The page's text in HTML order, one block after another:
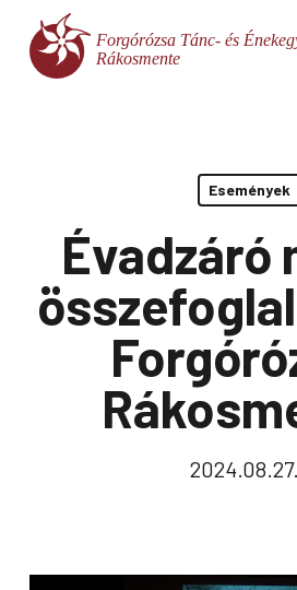
main
Események
Évadzáró
2024.08.27.